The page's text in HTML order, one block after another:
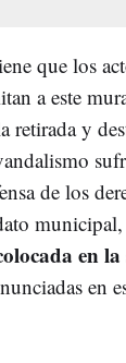
que los
a este
retirada y
de los
municipal,
en la
en